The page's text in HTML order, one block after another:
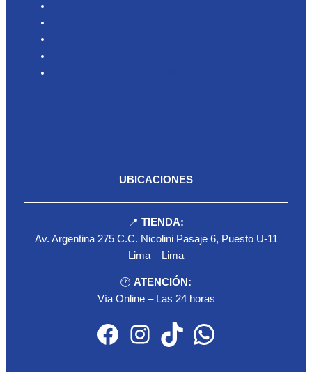
UBICACIONES
📍 TIENDA:
Av. Argentina 275 C.C. Nicolini Pasaje 6, Puesto U-11
Lima – Lima
🕐 ATENCIÓN:
Vía Online – Las 24 horas
Facebook Instagram TikTok WhatsApp